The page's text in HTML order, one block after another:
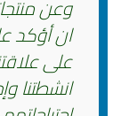
ان أؤكد
على
انشطتنا